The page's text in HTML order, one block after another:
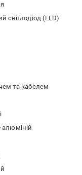
світлодіод (LED)
та кабелем
алюміній